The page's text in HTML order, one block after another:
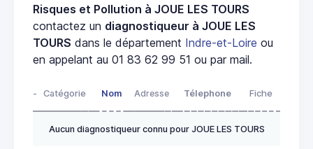
Risques et Pollution à JOUE LES TOURS
contactez un diagnostiqueur à JOUE LES
TOURS dans le département Indre-et-Loire ou
en appelant au 01 83 62 99 51 ou par mail.
- Catégorie Nom Adresse Télephone Fiche
Aucun diagnostiqueur connu pour JOUE LES TOURS